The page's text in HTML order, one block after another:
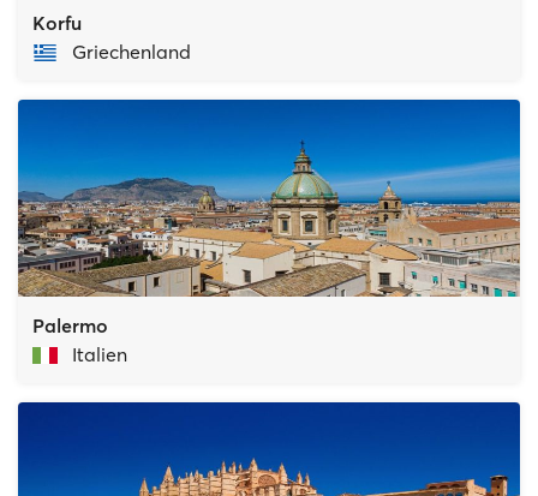
Korfu
Griechenland
Palermo
Italien